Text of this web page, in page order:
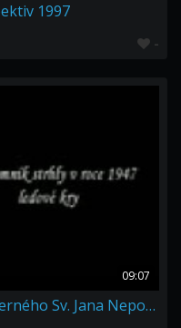
1997
-
09:07
Vyzvednutí podstavce sochy Černého Sv. Jana Nepomuckého